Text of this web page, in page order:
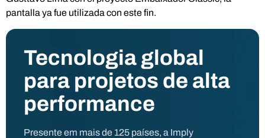
pantalla ya fue utilizada con este fin.
Tecnologia global
para projetos de alta
performance
Presente em mais de 125 países, a Imply